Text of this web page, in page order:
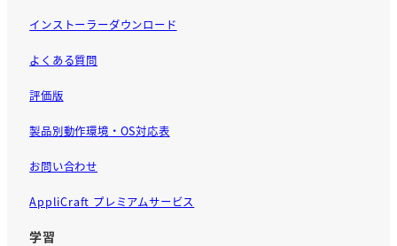
インストーラーダウンロード
よくある質問
評価版
製品別動作環境・OS対応表
お問い合わせ
AppliCraft プレミアムサービス
学習